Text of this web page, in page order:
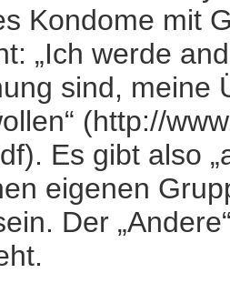
Kondome mit
„Ich werde
sind, meine
(http://
Es gibt also
eigenen
Der